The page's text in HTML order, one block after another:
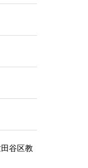
谷区教